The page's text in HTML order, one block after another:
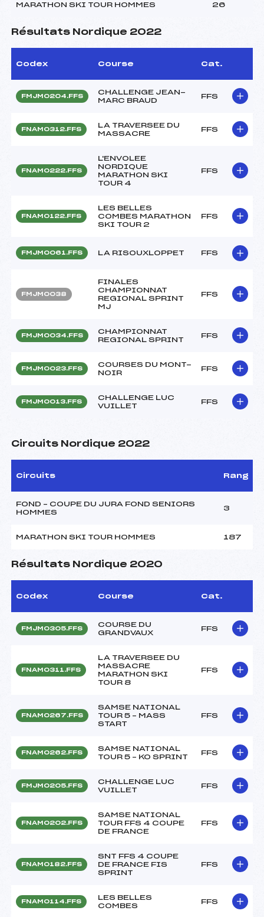
MARATHON SKI TOUR HOMMES 26
Résultats Nordique 2022
Codex Course Cat.
FMJM0204.FFS
CHALLENGE JEAN-
MARC BRAUD
FFS
FNAM0312.FFS
LA TRAVERSEE DU
MASSACRE
FFS
FNAM0222.FFS
L'ENVOLEE
NORDIQUE
MARATHON SKI
TOUR 4
FFS
FNAM0122.FFS
LES BELLES
COMBES MARATHON
SKI TOUR 2
FFS
FMJM0061.FFS LA RISOUXLOPPET FFS
FMJM0038
FINALES
CHAMPIONNAT
REGIONAL SPRINT
MJ
FFS
FMJM0034.FFS
CHAMPIONNAT
REGIONAL SPRINT
FFS
FMJM0023.FFS
COURSES DU MONT-
NOIR
FFS
FMJM0013.FFS
CHALLENGE LUC
VUILLET
FFS
Circuits Nordique 2022
Circuits Rang
FOND – COUPE DU JURA FOND SENIORS
HOMMES
3
MARATHON SKI TOUR HOMMES 187
Résultats Nordique 2020
Codex Course Cat.
FMJM0305.FFS
COURSE DU
GRANDVAUX
FFS
FNAM0311.FFS
LA TRAVERSEE DU
MASSACRE
MARATHON SKI
TOUR 8
FFS
FNAM0267.FFS
SAMSE NATIONAL
TOUR 5 – MASS
START
FFS
FNAM0262.FFS
SAMSE NATIONAL
TOUR 5 – KO SPRINT
FFS
FMJM0205.FFS
CHALLENGE LUC
VUILLET
FFS
FNAM0202.FFS
SAMSE NATIONAL
TOUR FFS 4 COUPE
DE FRANCE
FFS
FNAM0182.FFS
SNT FFS 4 COUPE
DE FRANCE FIS
SPRINT
FFS
FNAM0114.FFS
LES BELLES
COMBES
FFS